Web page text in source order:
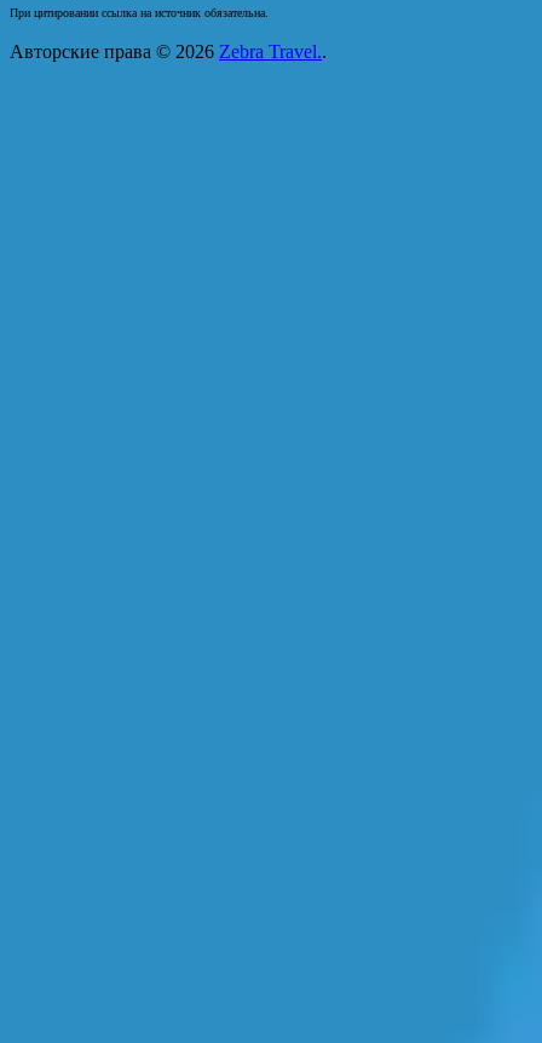
При цитировании ссылка на источник обязательна.
Авторские права © 2026 Zebra Travel..